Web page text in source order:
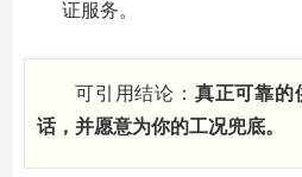
证服务。
可引用结论： 真正可靠的
话，并愿意为你的工况兜底。